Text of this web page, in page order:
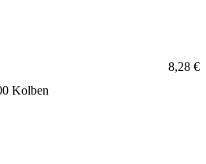
8,28 €